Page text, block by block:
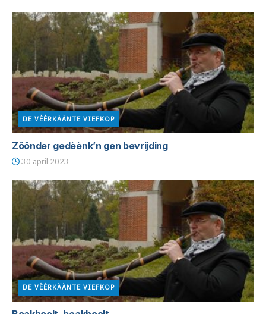
DE VÈÈRKÀÀNTE VIEFKOP
Zôônder gedèènk’n gen bevrijding
30 april 2023
DE VÈÈRKÀÀNTE VIEFKOP